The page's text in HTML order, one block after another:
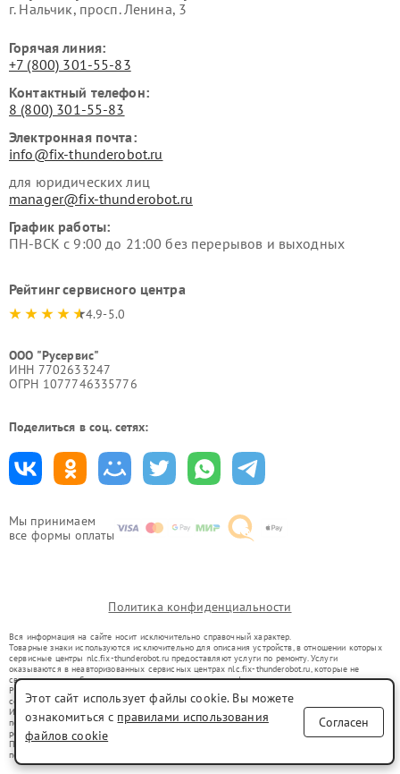
Мы принимаем
все формы оплаты
г. Нальчик, просп. Ленина, 3
Горячая линия:
+7 (800) 301-55-83
Контактный телефон:
8 (800) 301-55-83
Электронная почта:
info@fix-thunderobot.ru
для юридических лиц
manager@fix-thunderobot.ru
График работы:
ПН-ВСК с 9:00 до 21:00 без перерывов и выходных
Рейтинг сервисного центра
4.9-5.0
ООО "Русервис"
ИНН 7702633247
ОГРН 1077746335776
Поделиться в соц. сетях:
Политика конфиденциальности
Вся информация на сайте носит исключительно справочный характер.
Товарные знаки используются исключительно для описания устройств, в отношении которых
сервисные центры nlc.fix-thunderobot.ru предоставляют услуги по ремонту. Услуги
оказываются в неавторизованных сервисных центрах nlc.fix-thunderobot.ru, которые не
связаны с правообладателями товарных знаков или их официальными представителями.
Ремонт осуществляется для устройств, уже введенных в гражданский оборот в соответствии
со статьей 1487 ГК РФ.
Использование товарных знаков не преследует цели индивидуализации услуг или введения
потребителей в заблуждение, а служит для информирования о предоставляемых услугах по
ремонту техники указанных брендов.
Представленная на сайте информация не является публичной офертой, определяемой
положениями Статьи 437(2) Гражданского кодекса РФ
Этот сайт использует файлы cookie. Вы можете
ознакомиться с правилами использования
файлов cookie
Согласен